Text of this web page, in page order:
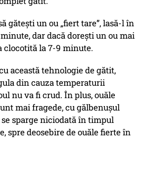
gătești un ou „fiert tare”, lasă-l în
dar dacă dorești un ou mai
clocotită la 7-9 minute.
această tehnologie de gătit,
din cauza temperaturii
nu va fi crud. În plus, ouăle
mai fragede, cu gălbenușul
sparge niciodată în timpul
spre deosebire de ouăle fierte în